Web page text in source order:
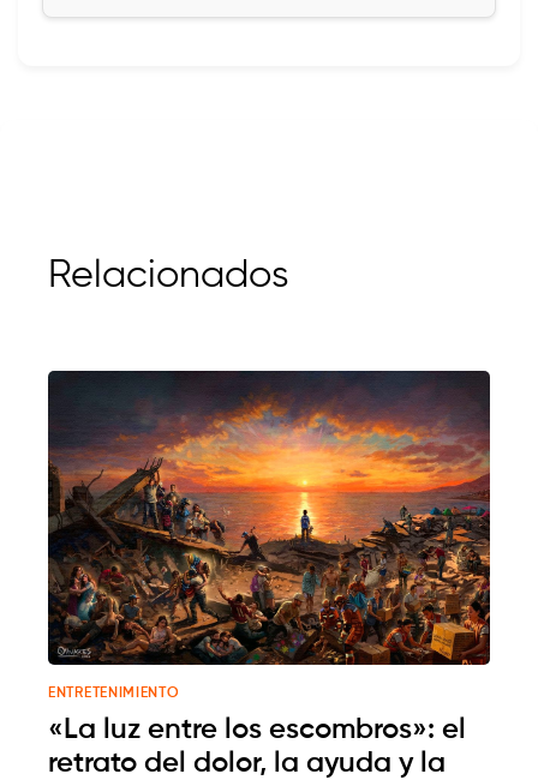
Relacionados
ENTRETENIMIENTO
«La luz entre los escombros»: el
retrato del dolor, la ayuda y la